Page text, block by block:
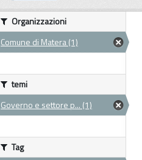
Organizzazioni
Comune di Matera (1)
temi
Governo e settore p... (1)
Tag